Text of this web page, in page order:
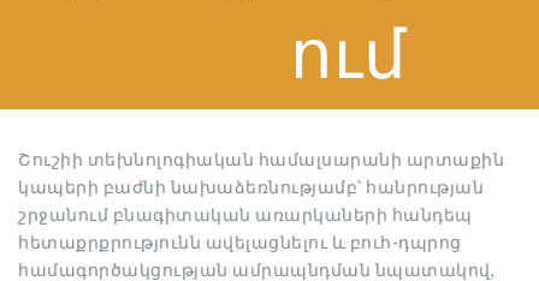
ում
Շուշիի տեխնոլոգիական համալսարանի արտաքին
կապերի բաժնի նախաձեռնությամբ՝ հանրության
շրջանում բնագիտական առարկաների հանդեպ
հետաքրքրությունն ավելացնելու և բուհ-դպրոց
համագործակցության ամրապնդման նպատակով,